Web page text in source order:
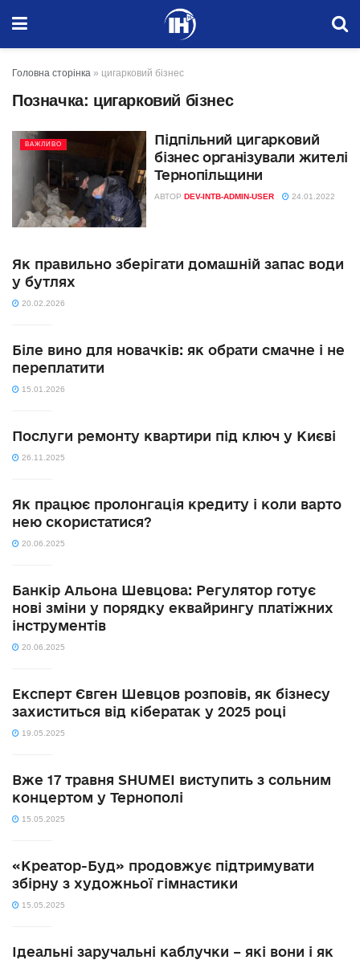
Головна сторінка » цигарковий бізнес
Позначка: цигарковий бізнес
ВАЖЛИВО
Підпільний цигарковий
бізнес організували жителі
Тернопільщини
АВТОР DEV-INTB-ADMIN-USER 24.01.2022
Як правильно зберігати домашній запас води
у бутлях
20.02.2026
Біле вино для новачків: як обрати смачне і не
переплатити
15.01.2026
Послуги ремонту квартири під ключ у Києві
26.11.2025
Як працює пролонгація кредиту і коли варто
нею скористатися?
20.06.2025
Банкір Альона Шевцова: Регулятор готує
нові зміни у порядку еквайрингу платіжних
інструментів
20.06.2025
Експерт Євген Шевцов розповів, як бізнесу
захиститься від кібератак у 2025 році
19.05.2025
Вже 17 травня SHUMEI виступить з сольним
концертом у Тернополі
15.05.2025
«Креатор-Буд» продовжує підтримувати
збірну з художньої гімнастики
15.05.2025
Ідеальні заручальні каблучки – які вони і як